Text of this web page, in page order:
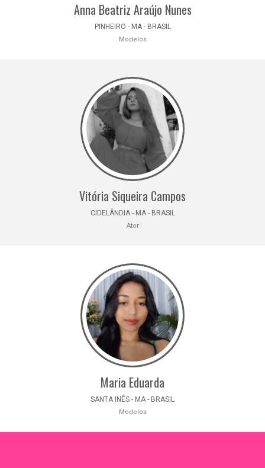
Anna Beatriz Araújo Nunes
PINHEIRO - MA - BRASIL
Modelos
Vitória Siqueira Campos
CIDELÂNDIA - MA - BRASIL
Ator
Maria Eduarda
SANTA INÊS - MA - BRASIL
Modelos